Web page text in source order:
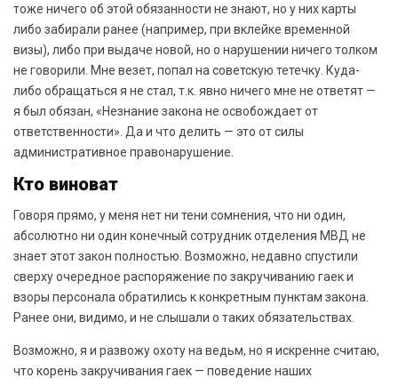
тоже ничего об этой обязанности не знают, но у них карты
либо забирали ранее (например, при вклейке временной
визы), либо при выдаче новой, но о нарушении ничего толком
не говорили. Мне везет, попал на советскую тетечку. Куда-
либо обращаться я не стал, т.к. явно ничего мне не ответят —
я был обязан, «Незнание закона не освобождает от
ответственности». Да и что делить — это от силы
административное правонарушение.
Кто виноват
Говоря прямо, у меня нет ни тени сомнения, что ни один,
абсолютно ни один конечный сотрудник отделения МВД не
знает этот закон полностью. Возможно, недавно спустили
сверху очередное распоряжение по закручиванию гаек и
взоры персонала обратились к конкретным пунктам закона.
Ранее они, видимо, и не слышали о таких обязательствах.
Возможно, я и развожу охоту на ведьм, но я искренне считаю,
что корень закручивания гаек — поведение наших